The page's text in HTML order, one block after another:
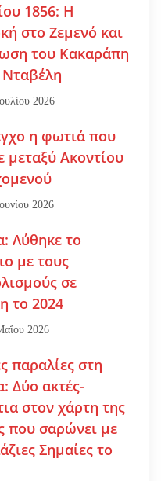
1856: Η
στο Ζεμενό και
του Κακαράπη
Νταβέλη
2026
η φωτιά που
μεταξύ Ακοντίου
2026
Λύθηκε το
με τους
σε
το 2024
2026
παραλίες στη
Δύο ακτές-
στον χάρτη της
που σαρώνει με
Σημαίες το